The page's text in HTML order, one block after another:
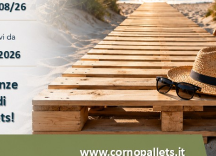
DIMENSIONI
MODELLO
MATERIALI